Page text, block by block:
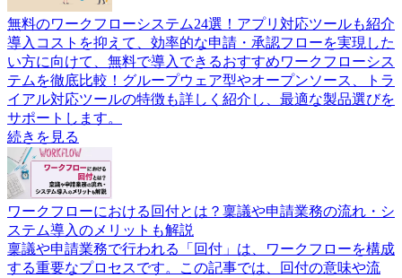
無料のワークフローシステム24選！アプリ対応ツールも紹介
導入コストを抑えて、効率的な申請・承認フローを実現した
い方に向けて、無料で導入できるおすすめワークフローシス
テムを徹底比較！グループウェア型やオープンソース、トラ
イアル対応ツールの特徴も詳しく紹介し、最適な製品選びを
サポートします。
続きを見る
ワークフローにおける回付とは？稟議や申請業務の流れ・シ
ステム導入のメリットも解説
稟議や申請業務で行われる「回付」は、ワークフローを構成
する重要なプロセスです。この記事では、回付の意味や流